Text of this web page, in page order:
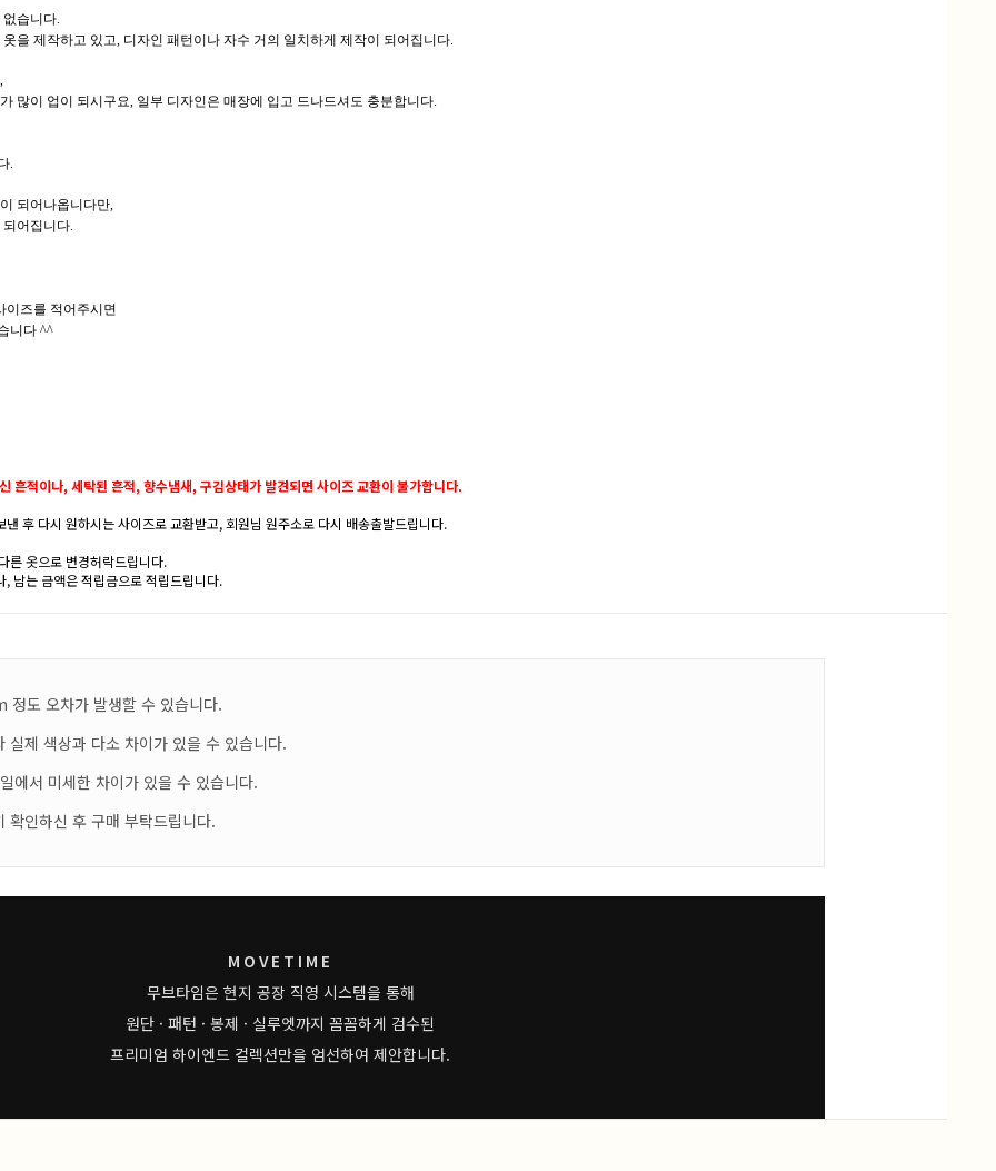
습니다.
을 제작하고 있고, 디자인 패턴이나 자수 거의 일치하게 제작이 되어집니다.
많이 업이 되시구요, 일부 디자인은 매장에 입고 드나드셔도 충분합니다.
.
되어나옵니다만,
어집니다.
이즈를 적어주시면
니다 ^^
흔적이나, 세탁된 흔적, 향수냄새, 구김상태가 발견되면 사이즈 교환이 불가합니다.
후 다시 원하시는 사이즈로 교환받고, 회원님 원주소로 다시 배송출발드립니다.
른 옷으로 변경허락드립니다.
남는 금액은 적립금으로 적립드립니다.
정도 오차가 발생할 수 있습니다.
실제 색상과 다소 차이가 있을 수 있습니다.
에서 미세한 차이가 있을 수 있습니다.
확인하신 후 구매 부탁드립니다.
MOVETIME
무브타임은 현지 공장 직영 시스템을 통해
원단 · 패턴 · 봉제 · 실루엣까지 꼼꼼하게 검수된
프리미엄 하이엔드 컬렉션만을 엄선하여 제안합니다.